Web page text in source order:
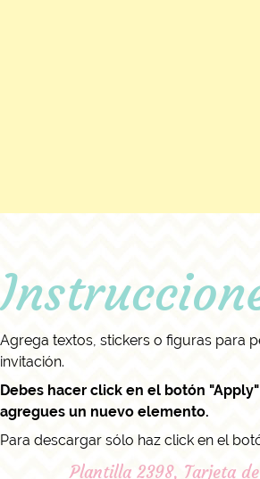
Agrega textos, stickers o figuras para
invitación.
Debes hacer click en el botón
agregues un nuevo elemento.
Para descargar sólo haz click en el
Plantilla 2398, Tarjeta